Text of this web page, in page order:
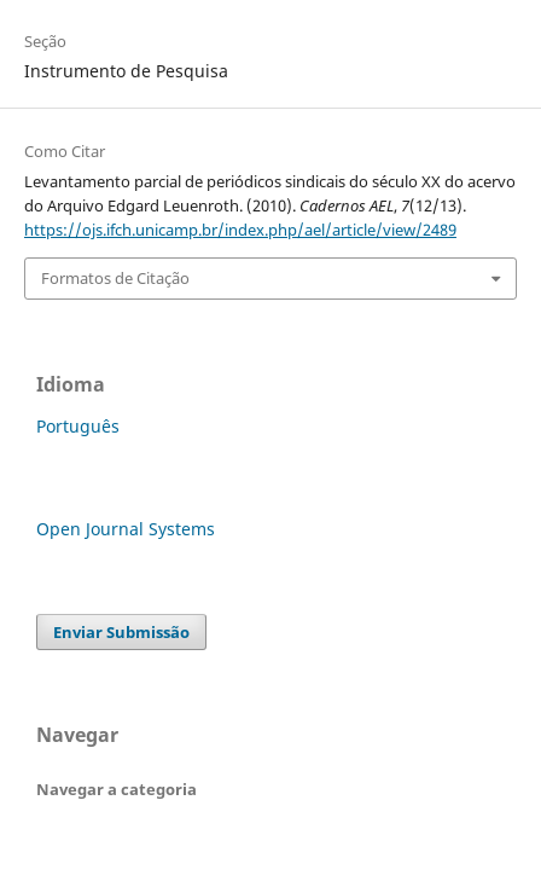
Seção
Instrumento de Pesquisa
Como Citar
Levantamento parcial de periódicos sindicais do século XX do acervo
do Arquivo Edgard Leuenroth. (2010). Cadernos AEL, 7(12/13).
https://ojs.ifch.unicamp.br/index.php/ael/article/view/2489
Formatos de Citação
Idioma
Português
Open Journal Systems
Enviar Submissão
Navegar
Navegar a categoria